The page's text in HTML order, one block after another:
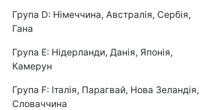
Група D: Німеччина, Австралія, Сербія,
Гана
Група E: Нідерланди, Данія, Японія,
Камерун
Група F: Італія, Парагвай, Нова Зеландія,
Словаччина